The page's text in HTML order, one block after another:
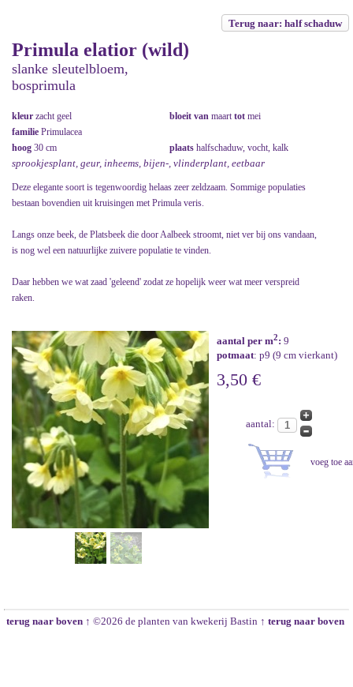
Terug naar: half schaduw
Primula elatior (wild)
slanke sleutelbloem,
bosprimula
kleur zacht geel bloeit van maarttot mei
familie Primulacea
hoog 30 cm plaats halfschaduw, vocht, kalk
sprookjesplant, geur, inheems, bijen-, vlinderplant, eetbaar
Deze elegante soort is tegenwoordig helaas zeer zeldzaam. Sommige populaties
bestaan bovendien uit kruisingen met Primula veris.
Langs onze beek, de Platsbeek die door Aalbeek stroomt, niet ver bij ons vandaan,
is nog wel een natuurlijke zuivere populatie te vinden.
Daar hebben we wat zaad 'geleend' zodat ze hopelijk weer wat meer verspreid
raken.
aantal per m2: 9
potmaat: p9 (9 cm vierkant)
3,50 €
aantal:
terug naar boven ↑ ©2026 de planten van kwekerij Bastin ↑ terug naar boven